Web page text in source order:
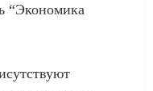
“Экономика